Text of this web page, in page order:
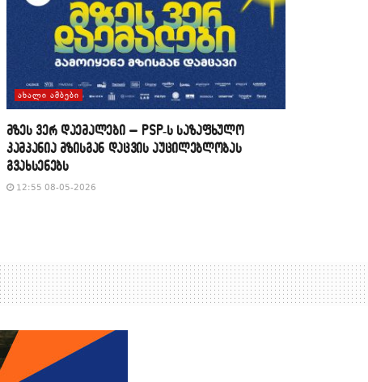
ᲐᲮᲐᲚᲘ ᲐᲛᲑᲔᲑᲘ
მზეს ვერ დაემალები – PSP-ს საზაფხულო
კამპანია მზისგან დაცვის აუცილებლობას
გვახსენებს
12:55 08-05-2026